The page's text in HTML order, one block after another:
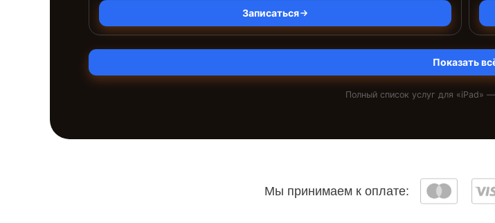
Записаться
Показать
Полный список услуг для «iPad» —
Мы принимаем к оплате: